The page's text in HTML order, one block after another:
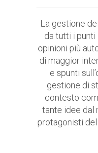
La gestione
da tutti i punti
opinioni più
di maggior
e spunti
gestione di
contesto
tante idee dal
protagonisti del